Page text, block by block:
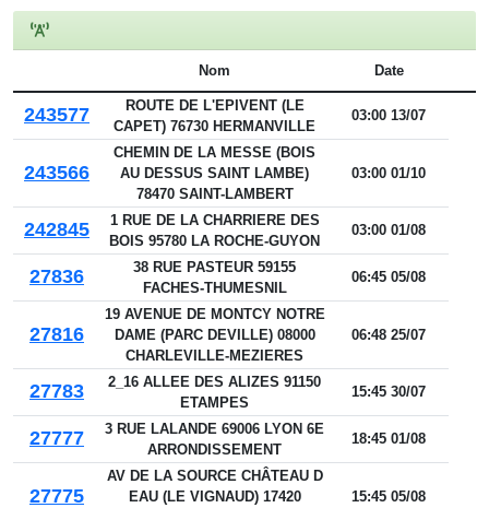
Nom Date
243577
ROUTE DE L'EPIVENT (LE
CAPET) 76730 HERMANVILLE
03:00 13/07
243566
CHEMIN DE LA MESSE (BOIS
AU DESSUS SAINT LAMBE)
78470 SAINT-LAMBERT
03:00 01/10
242845
1 RUE DE LA CHARRIERE DES
BOIS 95780 LA ROCHE-GUYON
03:00 01/08
27836
38 RUE PASTEUR 59155
FACHES-THUMESNIL
06:45 05/08
27816
19 AVENUE DE MONTCY NOTRE
DAME (PARC DEVILLE) 08000
CHARLEVILLE-MEZIERES
06:48 25/07
27783
2_16 ALLEE DES ALIZES 91150
ETAMPES
15:45 30/07
27777
3 RUE LALANDE 69006 LYON 6E
ARRONDISSEMENT
18:45 01/08
27775
AV DE LA SOURCE CHÂTEAU D
EAU (LE VIGNAUD) 17420
15:45 05/08